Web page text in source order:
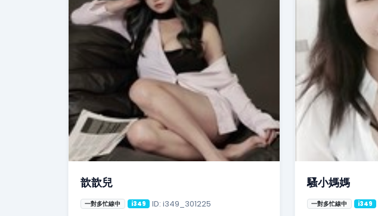
歆歆兒
一對多忙線中 i349 ID: i349_301225
騷小媽媽
一對多忙線中 i349